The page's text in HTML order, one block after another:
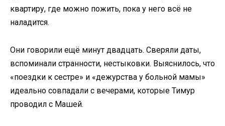
квартиру, где можно пожить, пока у него всё не
наладится.
Они говорили ещё минут двадцать. Сверяли даты,
вспоминали странности, нестыковки. Выяснилось, что
«поездки к сестре» и «дежурства у больной мамы»
идеально совпадали с вечерами, которые Тимур
проводил с Машей.